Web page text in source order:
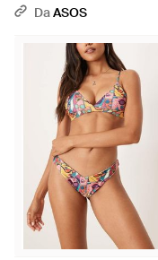
DaASOS